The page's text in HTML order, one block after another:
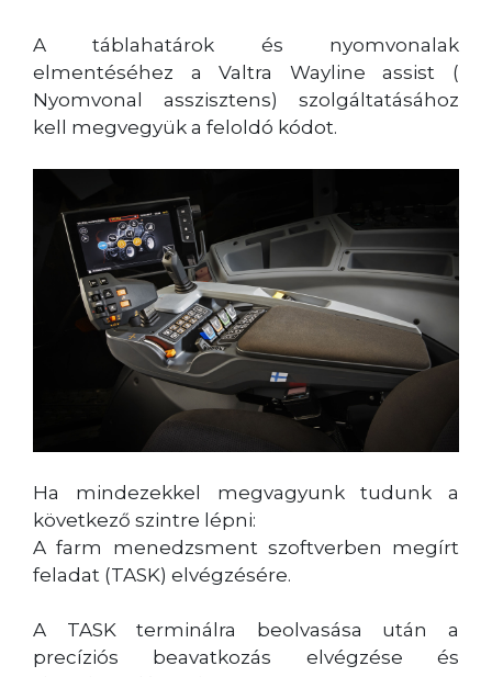
A táblahatárok és nyomvonalak
elmentéséhez a Valtra Wayline assist (
Nyomvonal asszisztens) szolgáltatásához
kell megvegyük a feloldó kódot.
Ha mindezekkel megvagyunk tudunk a
következő szintre lépni:
A farm menedzsment szoftverben megírt
feladat (TASK) elvégzésére.
A TASK terminálra beolvasása után a
precíziós beavatkozás elvégzése és